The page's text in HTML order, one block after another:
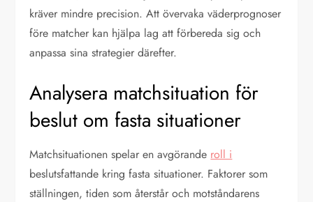
kräver mindre precision. Att övervaka väderprognoser
före matcher kan hjälpa lag att förbereda sig och
anpassa sina strategier därefter.
Analysera matchsituation för
beslut om fasta situationer
Matchsituationen spelar en avgörande roll i
beslutsfattande kring fasta situationer. Faktorer som
ställningen, tiden som återstår och motståndarens